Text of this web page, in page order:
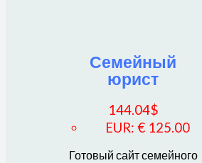
Семейный
юрист
144.04$
EUR: € 125.00
Готовый сайт семейного